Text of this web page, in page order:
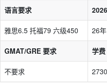
语言要求
雅思6.5 托福79 六级450 26
GMAT/GRE 要求 学费
不要求